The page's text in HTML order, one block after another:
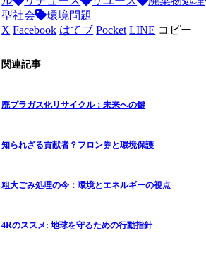
型社会
環境問題
X Facebook はてブ Pocket LINE コピー
関連記事
廃プラガス化リサイクル：未来への鍵
知られざる貢献者？フロン券と環境保護
粗大ごみ処理の今：環境とエネルギーの視点
4Rのススメ: 地球を守るための行動指針